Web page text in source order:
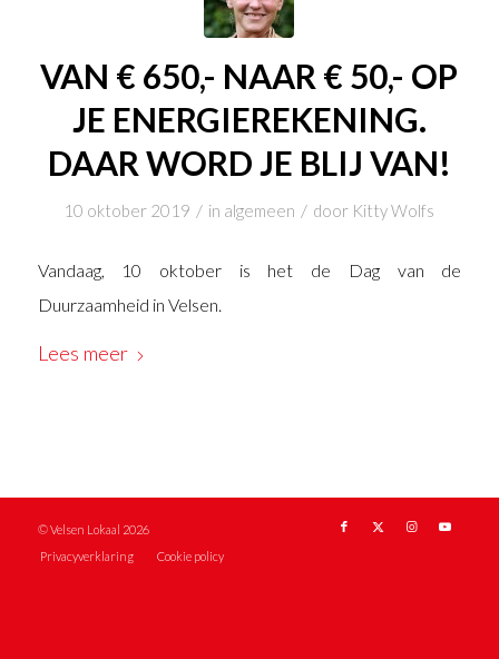
VAN € 650,- NAAR € 50,- OP
JE ENERGIEREKENING.
DAAR WORD JE BLIJ VAN!
10 oktober 2019 / in algemeen / door Kitty Wolfs
Vandaag, 10 oktober is het de Dag van de
Duurzaamheid in Velsen.
Lees meer
© Velsen Lokaal 2026
Privacyverklaring
Cookie policy